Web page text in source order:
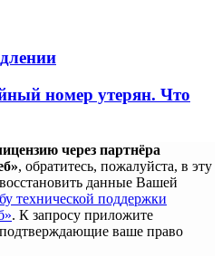
номер утерян. Что
через партнёра
, обратитесь, пожалуйста, в эту
данные Вашей
технической поддержки
. К запросу приложите
ваше право